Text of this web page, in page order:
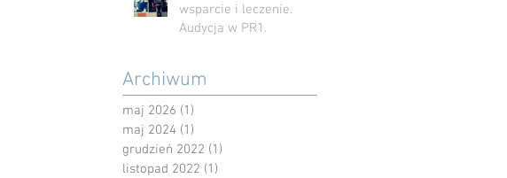
wsparcie i leczenie.
Audycja w PR1.
Archiwum
maj 2026 (1)
maj 2024 (1)
grudzień 2022 (1)
listopad 2022 (1)